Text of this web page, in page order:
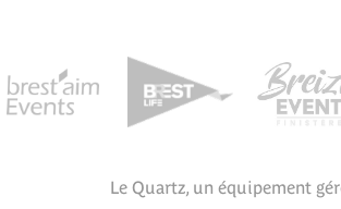
Le Quartz, un équipement